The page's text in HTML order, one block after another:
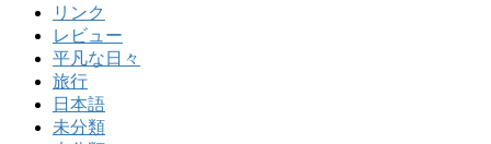
リンク
レビュー
平凡な日々
旅行
日本語
未分類